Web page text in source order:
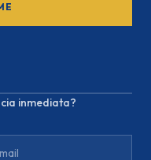
inmediata?